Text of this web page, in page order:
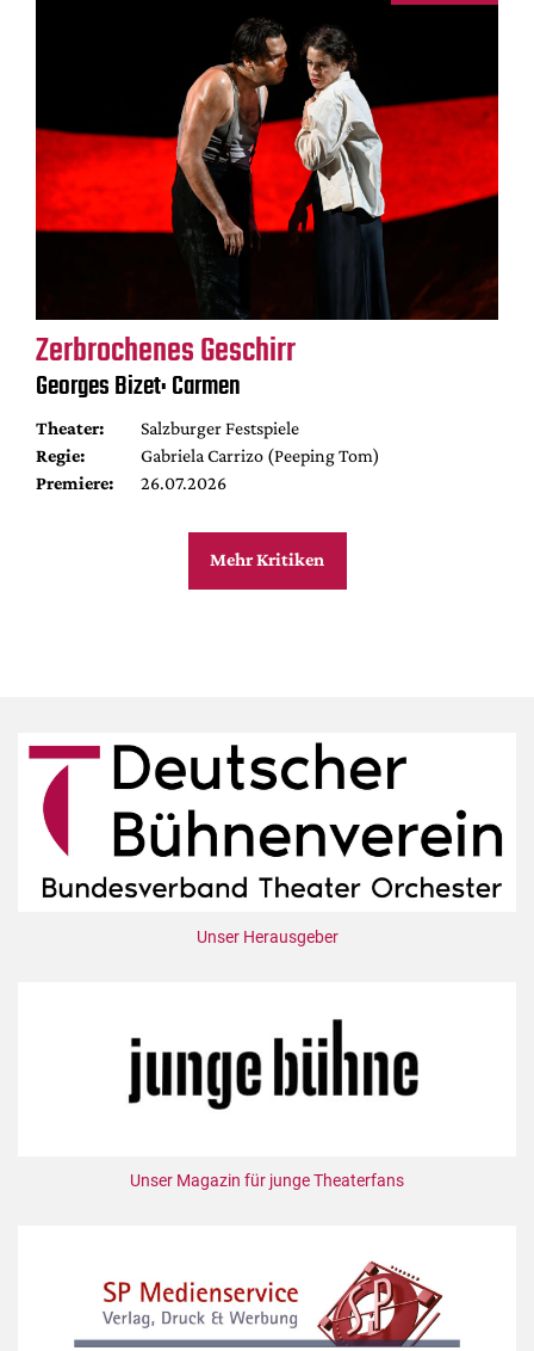
Zerbrochenes Geschirr
Georges Bizet: Carmen
Theater:
Salzburger Festspiele
Regie:
Gabriela Carrizo (Peeping Tom)
Premiere:
26.07.2026
Mehr Kritiken
Unser Herausgeber
Unser Magazin für junge Theaterfans